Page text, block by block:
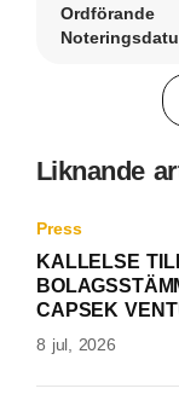
Ordförande
Liknande
Press
KALLELSE
CAPSEK
8 jul, 2026